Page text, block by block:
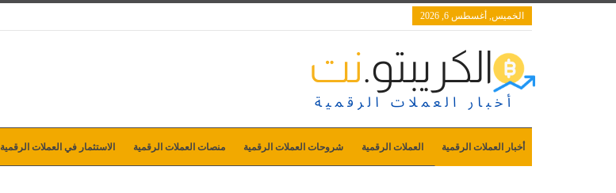
الخميس, أغسطس 6, 2026
أخبار العملات الرقمية العملات الرقمية شروحات العملات الرقمية منصات العملات الرقمية الاستثمار في العملات الرقمية